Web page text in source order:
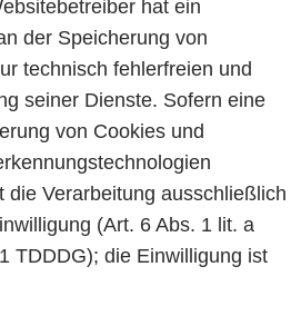
hat ein
der Speicherung von
technisch fehlerfreien und
seiner Dienste. Sofern eine
von Cookies und
die Verarbeitung ausschließlich
(Art. 6 Abs. 1 lit. a
TDDDG); die Einwilligung ist